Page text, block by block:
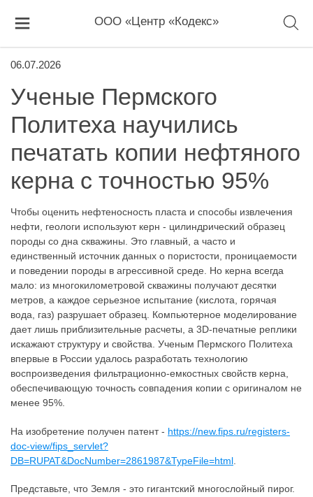
ООО «Центр «Кодекс»
06.07.2026
Ученые Пермского
Политеха научились
печатать копии нефтяного
керна с точностью 95%
Чтобы оценить нефтеносность пласта и способы извлечения
нефти, геологи используют керн - цилиндрический образец
породы со дна скважины. Это главный, а часто и
единственный источник данных о пористости, проницаемости
и поведении породы в агрессивной среде. Но керна всегда
мало: из многокилометровой скважины получают десятки
метров, а каждое серьезное испытание (кислота, горячая
вода, газ) разрушает образец. Компьютерное моделирование
дает лишь приблизительные расчеты, а 3D-печатные реплики
искажают структуру и свойства. Ученым Пермского Политеха
впервые в России удалось разработать технологию
воспроизведения фильтрационно-емкостных свойств керна,
обеспечивающую точность совпадения копии с оригиналом не
менее 95%.
На изобретение получен патент - https://new.fips.ru/registers-
doc-view/fips_servlet?
DB=RUPAT&DocNumber=2861987&TypeFile=html
Представьте, что Земля - это гигантский многослойный пирог.